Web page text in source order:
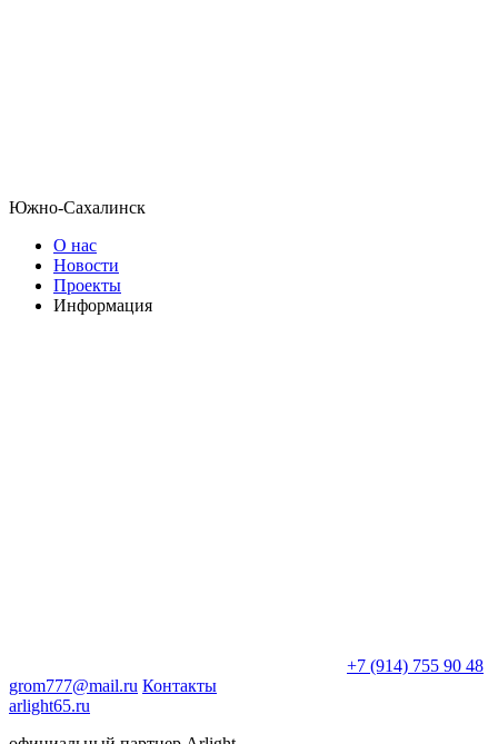
Южно-Сахалинск
О нас
Новости
Проекты
Информация
+7 (914) 755 90 48
grom777@mail.ru Контакты
arlight65.ru